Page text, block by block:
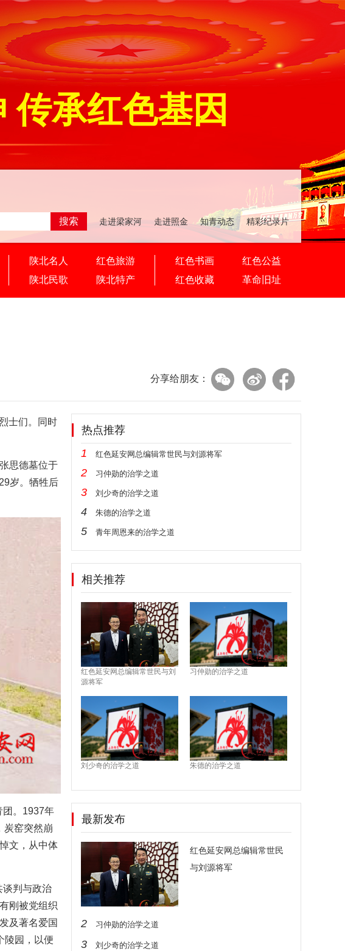
传承红色基因
搜索 走进梁家河 走进照金 知青动态 精彩纪录片
陕北名人
红色旅游
陕北民歌
陕北特产
红色书画
红色公益
红色收藏
革命旧址
分享给朋友：
士们。同时
思德墓位于
岁。牺牲后
团。1937年
炭窑突然崩
文，从中体
判与政治
刚被党组织
及著名爱国
陵园，以便
热点推荐
1
红色延安网总编辑常世民与刘源将军
2 习仲勋的治学之道
3 刘少奇的治学之道
4 朱德的治学之道
5 青年周恩来的治学之道
相关推荐
红色延安网总编辑常世民与刘
源将军
习仲勋的治学之道
刘少奇的治学之道 朱德的治学之道
最新发布
红色延安网总编辑常世民
与刘源将军
2 习仲勋的治学之道
3 刘少奇的治学之道